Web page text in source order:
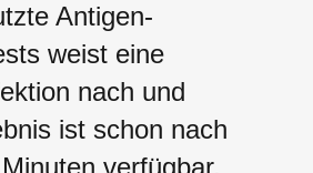
Antigen-
weist eine
nach und
ist schon nach
verfügbar.